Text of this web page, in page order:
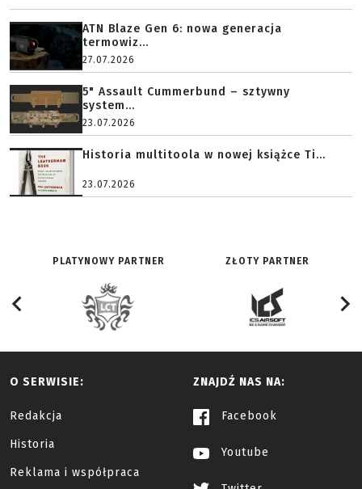
ATN Blaze Gen 6: nowa generacja
termowiz...
27.07.2026
5" Assault Cummerbund – sztywny
system...
23.07.2026
Historia multitoola w nowej książce Ti...
23.07.2026
PLATYNOWY PARTNER ZŁOTY PARTNER
O SERWISIE:
Redakcja
Historia
Reklama i współpraca
ZNAJDŹ NAS NA:
Facebook
Youtube